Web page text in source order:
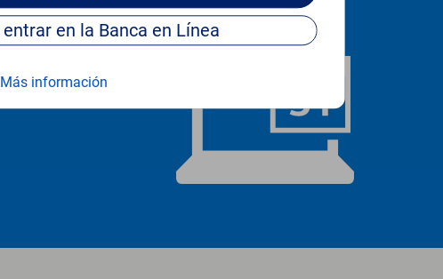
Continúe para entrar en la Banca en Línea
Más información